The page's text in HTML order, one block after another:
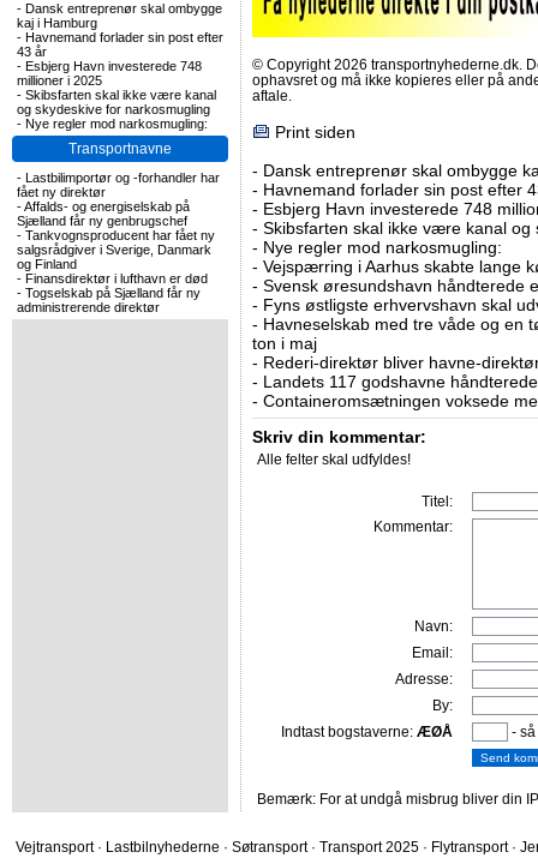
- Dansk entreprenør skal ombygge
kaj i Hamburg
- Havnemand forlader sin post efter
43 år
- Esbjerg Havn investerede 748
millioner i 2025
- Skibsfarten skal ikke være kanal
og skydeskive for narkosmugling
- Nye regler mod narkosmugling:
Transportnavne
- Lastbilimportør og -forhandler har
fået ny direktør
-Affalds- og energiselskab på
Sjælland får ny genbrugschef
- Tankvognsproducent har fået ny
salgsrådgiver i Sverige, Danmark
og Finland
- Finansdirektør i lufthavn er død
- Togselskab på Sjælland får ny
administrerende direktør
© Copyright 2026 transportnyhederne.dk.
ophavsret og må ikke kopieres eller på
aftale.
Print siden
- Dansk entreprenør skal ombygge
- Havnemand forlader sin post efter
- Esbjerg Havn investerede 748
- Skibsfarten skal ikke være kanal og
- Nye regler mod narkosmugling:
- Vejspærring i Aarhus skabte lange
- Svensk øresundshavn håndterede
- Fyns østligste erhvervshavn skal
- Havneselskab med tre våde og en
ton i maj
- Rederi-direktør bliver havne-
- Landets 117 godshavne
- Containeromsætningen voksede
Skriv din kommentar:
Alle felter skal udfyldes!
Titel:
Kommentar:
Navn:
Email:
Adresse:
By:
Indtast bogstaverne: ÆØÅ -
Bemærk: For at undgå misbrug bliver din
Vejtransport · Lastbilnyhederne · Søtransport · Transport 2025 · Flytransport ·